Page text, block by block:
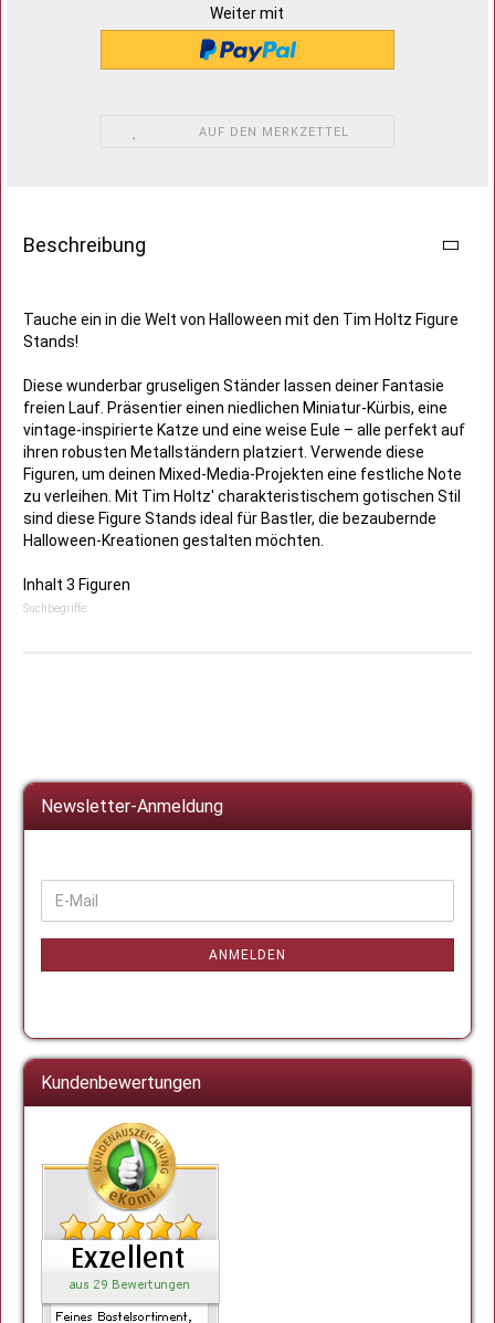
Weiter mit
AUF DEN MERKZETTEL
Beschreibung
Tauche ein in die Welt von Halloween mit den Tim Holtz Figure
Stands!
Diese wunderbar gruseligen Ständer lassen deiner Fantasie
freien Lauf. Präsentier einen niedlichen Miniatur-Kürbis, eine
vintage-inspirierte Katze und eine weise Eule – alle perfekt auf
ihren robusten Metallständern platziert. Verwende diese
Figuren, um deinen Mixed-Media-Projekten eine festliche Note
zu verleihen. Mit Tim Holtz' charakteristischem gotischen Stil
sind diese Figure Stands ideal für Bastler, die bezaubernde
Halloween-Kreationen gestalten möchten.
Inhalt 3 Figuren
Suchbegriffe:
Newsletter-Anmeldung
WEITER
ZUR
NEWSLETTER-
E-
Mail
ANMELDEN
Kundenbewertungen